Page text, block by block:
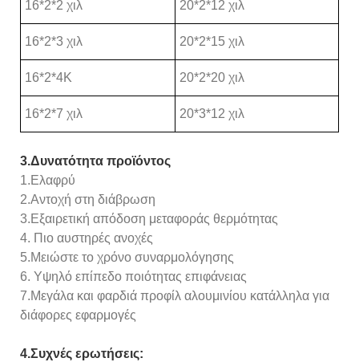
16*2*2 χιλ 20*2*12 χιλ
16*2*3 χιλ 20*2*15 χιλ
16*2*4Κ 20*2*20 χιλ
16*2*7 χιλ 20*3*12 χιλ
3.Δυνατότητα προϊόντος
1.Ελαφρύ
2.Αντοχή στη διάβρωση
3.Εξαιρετική απόδοση μεταφοράς θερμότητας
4. Πιο αυστηρές ανοχές
5.Μειώστε το χρόνο συναρμολόγησης
6. Υψηλό επίπεδο ποιότητας επιφάνειας
7.Μεγάλα και φαρδιά προφίλ αλουμινίου κατάλληλα για
διάφορες εφαρμογές
4.Συχνές ερωτήσεις: